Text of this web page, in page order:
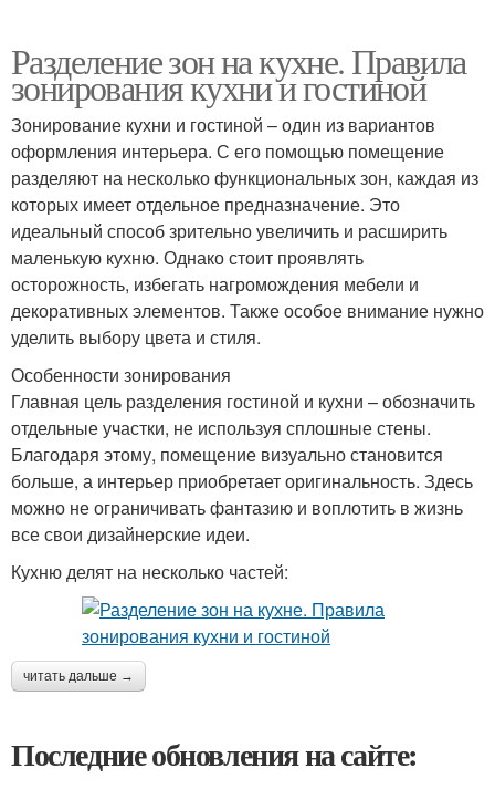
Разделение зон на кухне. Правила
зонирования кухни и гостиной
Зонирование кухни и гостиной – один из вариантов
оформления интерьера. С его помощью помещение
разделяют на несколько функциональных зон, каждая из
которых имеет отдельное предназначение. Это
идеальный способ зрительно увеличить и расширить
маленькую кухню. Однако стоит проявлять
осторожность, избегать нагромождения мебели и
декоративных элементов. Также особое внимание нужно
уделить выбору цвета и стиля.
Особенности зонирования
Главная цель разделения гостиной и кухни – обозначить
отдельные участки, не используя сплошные стены.
Благодаря этому, помещение визуально становится
больше, а интерьер приобретает оригинальность. Здесь
можно не ограничивать фантазию и воплотить в жизнь
все свои дизайнерские идеи.
Кухню делят на несколько частей:
читать дальше →
Последние обновления на сайте: